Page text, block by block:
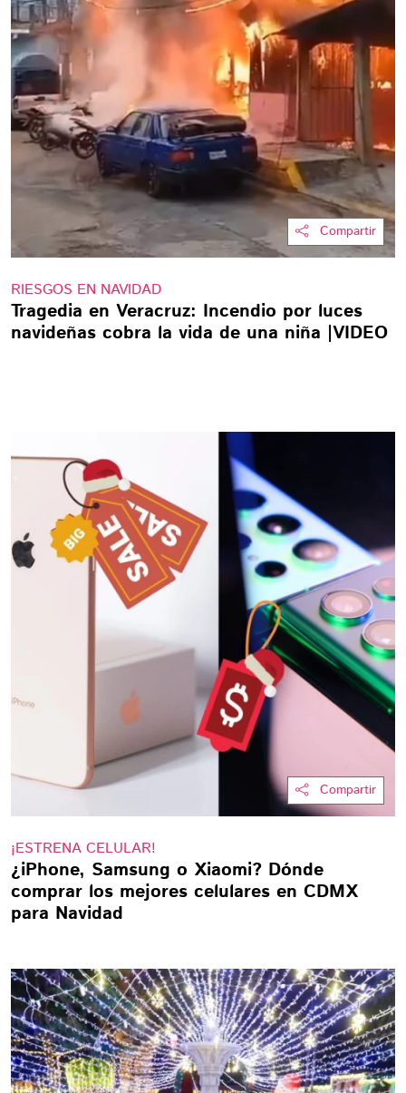
Compartir
RIESGOS EN NAVIDAD
Tragedia en Veracruz: Incendio por luces
navideñas cobra la vida de una niña |VIDEO
Compartir
¡ESTRENA CELULAR!
¿iPhone, Samsung o Xiaomi? Dónde
comprar los mejores celulares en CDMX
para Navidad